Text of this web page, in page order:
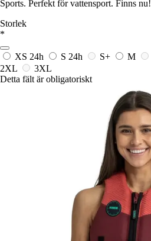
Sports. Perfekt för vattensport. Finns nu!
Storlek
*
XS 24h S 24h S+ M
2XL
3XL
Detta fält är obligatoriskt